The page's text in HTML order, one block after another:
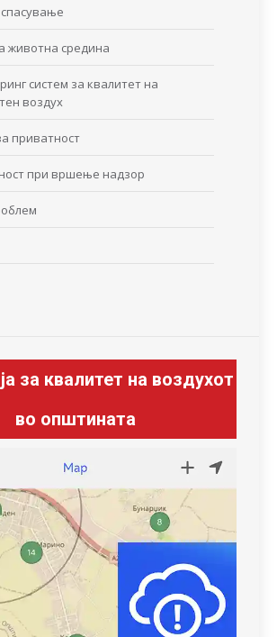
животна средина
систем за квалитет на
воздух
приватност
при вршење надзор
за квалитет на воздухот
во општината